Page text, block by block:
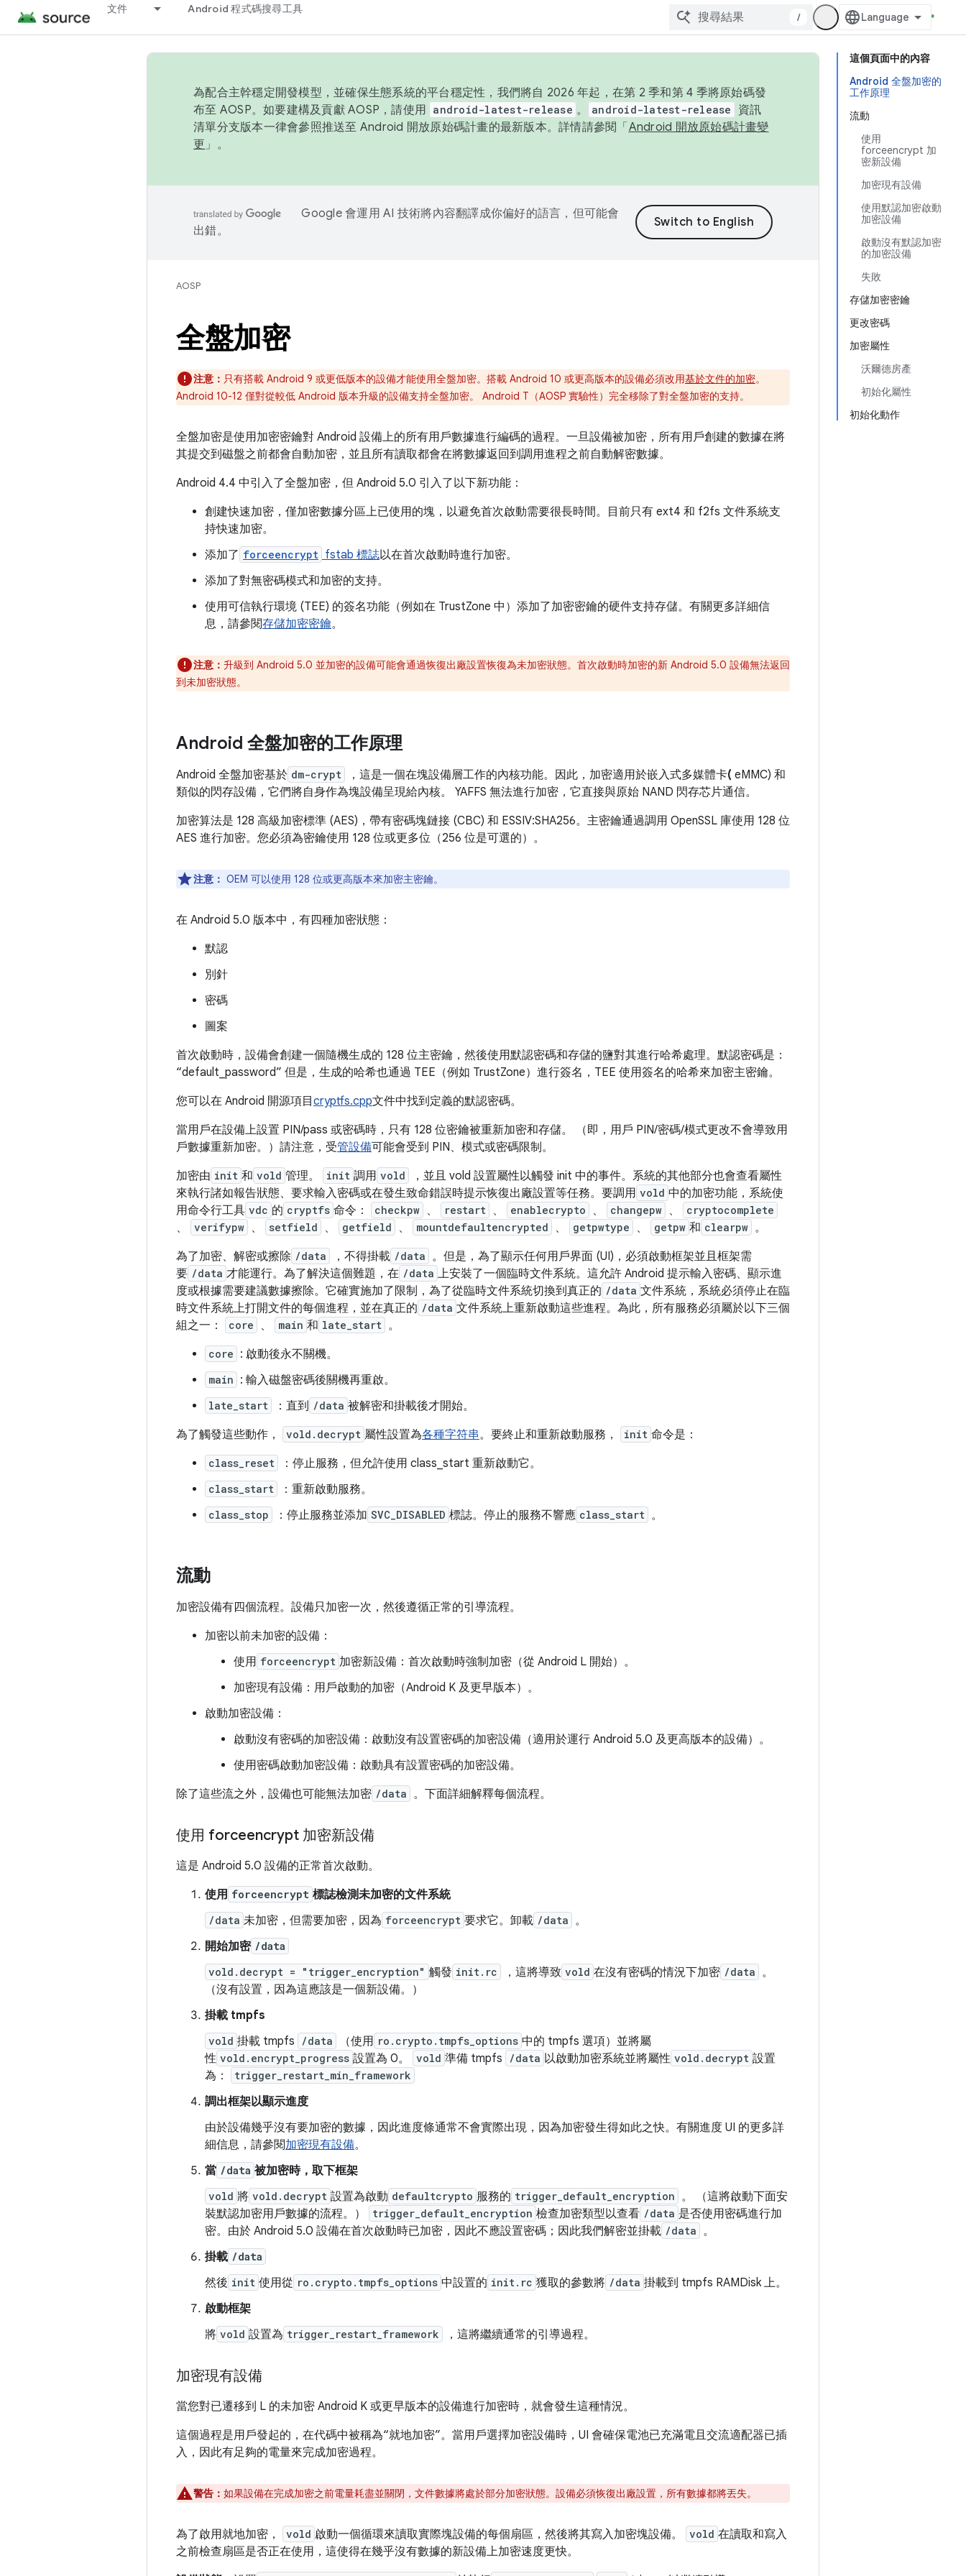
文件 Android 程式碼搜尋工具
/
這個頁面中的內容
Android 全盤加密的
工作原理
流動
使用
forceencrypt 加
密新設備
加密現有設備
使用默認加密啟動
加密設備
啟動沒有默認加密
的加密設備
失敗
存儲加密密鑰
更改密碼
加密屬性
沃爾德房產
初始化屬性
初始化動作
為配合主幹穩定開發模型，並確保生態系統的平台穩定性，我們將自 2026 年起，在第 2 季和第 4 季將原始碼發
布至 AOSP。如要建構及貢獻 AOSP，請使用 android-latest-release 。 android-latest-release
資訊
清單分支版本一律會參照推送至 Android 開放原始碼計畫的最新版本。詳情請參閱「 Android 開放原始碼計畫變
更 」。
Google 會運用 AI 技術將內容翻譯成你偏好的語言，但可能會
出錯。
AOSP
全盤加密
注意： 只有搭載 Android 9 或更低版本的設備才能使用全盤加密。搭載 Android 10 或更高版本的設備必須改用基於文件的加密。
Android 10-12 僅對從較低 Android 版本升級的設備支持全盤加密。 Android T（AOSP 實驗性）完全移除了對全盤加密的支持。
全盤加密是使用加密密鑰對 Android 設備上的所有用戶數據進行編碼的過程。一旦設備被加密，所有用戶創建的數據在將
其提交到磁盤之前都會自動加密，並且所有讀取都會在將數據返回到調用進程之前自動解密數據。
Android 4.4 中引入了全盤加密，但 Android 5.0 引入了以下新功能：
創建快速加密，僅加密數據分區上已使用的塊，以避免首次啟動需要很長時間。目前只有 ext4 和 f2fs 文件系統支
持快速加密。
添加了 forceencrypt fstab 標誌以在首次啟動時進行加密。
添加了對無密碼模式和加密的支持。
使用可信執行環境 (TEE) 的簽名功能（例如在 TrustZone 中）添加了加密密鑰的硬件支持存儲。有關更多詳細信
息，請參閱存儲加密密鑰。
注意： 升級到 Android 5.0 並加密的設備可能會通過恢復出廠設置恢復為未加密狀態。首次啟動時加密的新 Android 5.0 設備無法返回
到未加密狀態。
Android 全盤加密的工作原理
Android 全盤加密基於 dm-crypt ，這是一個在塊設備層工作的內核功能。因此，加密適用於嵌入式多媒體卡( eMMC) 和
類似的閃存設備，它們將自身作為塊設備呈現給內核。 YAFFS 無法進行加密，它直接與原始 NAND 閃存芯片通信。
加密算法是 128 高級加密標準 (AES)，帶有密碼塊鏈接 (CBC) 和 ESSIV:SHA256。主密鑰通過調用 OpenSSL 庫使用 128 位
AES 進行加密。您必須為密鑰使用 128 位或更多位（256 位是可選的）。
注意： OEM 可以使用 128 位或更高版本來加密主密鑰。
在 Android 5.0 版本中，有四種加密狀態：
默認
別針
密碼
圖案
首次啟動時，設備會創建一個隨機生成的 128 位主密鑰，然後使用默認密碼和存儲的鹽對其進行哈希處理。默認密碼是：
“default_password” 但是，生成的哈希也通過 TEE（例如 TrustZone）進行簽名，TEE 使用簽名的哈希來加密主密鑰。
您可以在 Android 開源項目 cryptfs.cpp文件中找到定義的默認密碼。
當用戶在設備上設置 PIN/pass 或密碼時，只有 128 位密鑰被重新加密和存儲。 （即，用戶 PIN/密碼/模式更改不會導致用
戶數據重新加密。）請注意，受管設備可能會受到 PIN、模式或密碼限制。
加密由 init 和 vold 管理。 init 調用 vold
，並且 vold 設置屬性以觸發 init 中的事件。系統的其他部分也會查看屬性
來執行諸如報告狀態、要求輸入密碼或在發生致命錯誤時提示恢復出廠設置等任務。要調用 vold 中的加密功能，系統使
用命令行工具 vdc 的 cryptfs 命令： checkpw 、 restart 、 enablecrypto 、 changepw 、 cryptocomplete
、 verifypw 、 setfield 、 getfield 、 mountdefaultencrypted 、 getpwtype 、 getpw 和 clearpw 。
為了加密、解密或擦除 /data ，不得掛載 /data 。但是，為了顯示任何用戶界面 (UI)，必須啟動框架並且框架需
要 /data 才能運行。為了解決這個難題，在 /data 上安裝了一個臨時文件系統。這允許 Android 提示輸入密碼、顯示進
度或根據需要建議數據擦除。它確實施加了限制，為了從臨時文件系統切換到真正的 /data 文件系統，系統必須停止在臨
時文件系統上打開文件的每個進程，並在真正的 /data 文件系統上重新啟動這些進程。為此，所有服務必須屬於以下三個
組之一：
core 、 main 和 late_start 。
core : 啟動後永不關機。
main : 輸入磁盤密碼後關機再重啟。
late_start ：直到 /data 被解密和掛載後才開始。
為了觸發這些動作，
vold.decrypt 屬性設置為各種字符串。要終止和重新啟動服務， init 命令是：
class_reset ：停止服務，但允許使用 class_start 重新啟動它。
class_start ：重新啟動服務。
class_stop ：停止服務並添加 SVC_DISABLED 標誌。停止的服務不響應 class_start 。
流動
加密設備有四個流程。設備只加密一次，然後遵循正常的引導流程。
加密以前未加密的設備：
使用 forceencrypt 加密新設備：首次啟動時強制加密（從 Android L 開始）。
加密現有設備：用戶啟動的加密（Android K 及更早版本）。
啟動加密設備：
啟動沒有密碼的加密設備：啟動沒有設置密碼的加密設備（適用於運行 Android 5.0 及更高版本的設備）。
使用密碼啟動加密設備：啟動具有設置密碼的加密設備。
除了這些流之外，設備也可能無法加密 /data 。下面詳細解釋每個流程。
使用 forceencrypt 加密新設備
這是 Android 5.0 設備的正常首次啟動。
使用 forceencrypt 標誌檢測未加密的文件系統
/data 未加密，但需要加密，因為 forceencrypt 要求它。卸載 /data 。
開始加密 /data
vold.decrypt = "trigger_encryption" 觸發 init.rc ，這將導致 vold 在沒有密碼的情況下加密 /data 。
（沒有設置，因為這應該是一個新設備。）
掛載 tmpfs
vold 掛載 tmpfs /data （使用 ro.crypto.tmpfs_options 中的 tmpfs 選項）並將屬
性 vold.encrypt_progress 設置為 0。 vold 準備 tmpfs /data 以啟動加密系統並將屬性 vold.decrypt 設置
為：
trigger_restart_min_framework
調出框架以顯示進度
由於設備幾乎沒有要加密的數據，因此進度條通常不會實際出現，因為加密發生得如此之快。有關進度 UI 的更多詳
細信息，請參閱加密現有設備。
當 /data 被加密時，取下框架
vold 將 vold.decrypt 設置為啟動 defaultcrypto 服務的 trigger_default_encryption 。 （這將啟動下面安
裝默認加密用戶數據的流程。）
trigger_default_encryption 檢查加密類型以查看 /data 是否使用密碼進行加
密。由於 Android 5.0 設備在首次啟動時已加密，因此不應設置密碼；因此我們解密並掛載 /data 。
掛載 /data
然後 init 使用從 ro.crypto.tmpfs_options 中設置的 init.rc 獲取的參數將 /data 掛載到 tmpfs RAMDisk 上。
啟動框架
將 vold 設置為 trigger_restart_framework ，這將繼續通常的引導過程。
加密現有設備
當您對已遷移到 L 的未加密 Android K 或更早版本的設備進行加密時，就會發生這種情況。
這個過程是用戶發起的，在代碼中被稱為“就地加密”。當用戶選擇加密設備時，UI 會確保電池已充滿電且交流適配器已插
入，因此有足夠的電量來完成加密過程。
警告： 如果設備在完成加密之前電量耗盡並關閉，文件數據將處於部分加密狀態。設備必須恢復出廠設置，所有數據都將丟失。
為了啟用就地加密， vold 啟動一個循環來讀取實際塊設備的每個扇區，然後將其寫入加密塊設備。 vold 在讀取和寫入
之前檢查扇區是否正在使用，這使得在幾乎沒有數據的新設備上加密速度更快。